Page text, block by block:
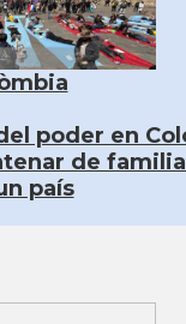
poder en
de
país